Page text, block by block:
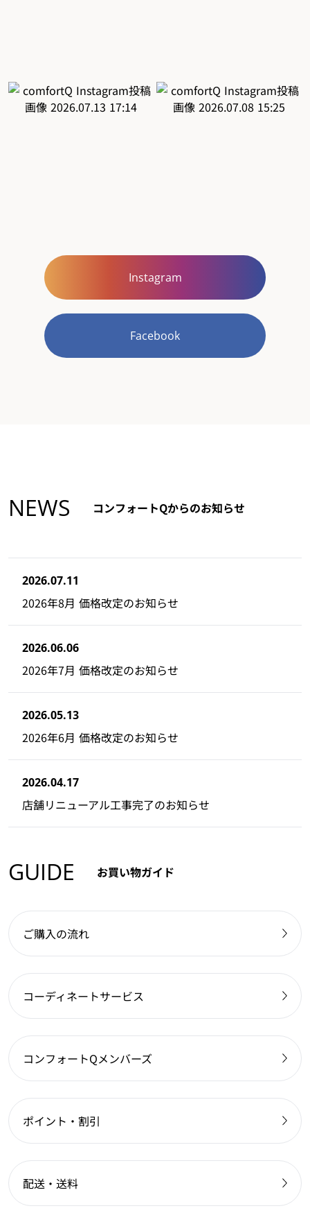
Instagram
Facebook
NEWS コンフォートQからのお知らせ
2026.07.11
2026年8月 価格改定のお知らせ
2026.06.06
2026年7月 価格改定のお知らせ
2026.05.13
2026年6月 価格改定のお知らせ
2026.04.17
店舗リニューアル工事完了のお知らせ
GUIDE お買い物ガイド
ご購入の流れ
コーディネートサービス
コンフォートQメンバーズ
ポイント・割引
配送・送料